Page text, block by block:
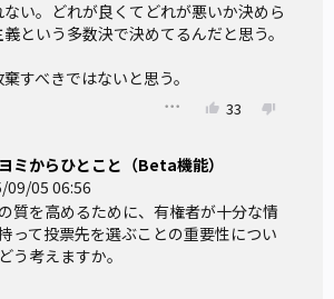
い。どれが良くてどれが悪いか決めら
という多数決で決めてるんだと思う。
すべきではないと思う。
33
ミからひとこと（Beta機能）
09/05 06:56
質を高めるために、有権者が十分な情
って投票先を選ぶことの重要性につい
う考えますか。